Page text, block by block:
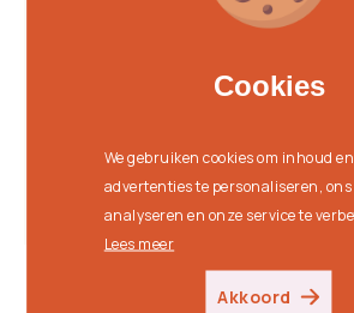
Cookies
We gebruiken cookies om inhoud en
advertenties te personaliseren, ons
analyseren en onze service te
Lees meer
Akkoord
als je ze laat vallen of als
Cookies
We gebruiken cookies om inhoud en
advertenties te personaliseren, ons
analyseren en onze service te
Lees meer
Akkoord